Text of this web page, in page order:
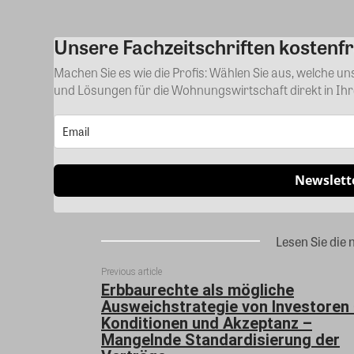
Unsere Fachzeitschriften
Machen Sie es wie die Profis: Wählen Sie aus, welche
und Lösungen für die Wohnungswirtschaft direkt in
Lesen Sie
Previous article
Erbbaurechte als mögliche
Ausweichstrategie von Investoren
Konditionen und Akzeptanz –
Mangelnde Standardisierung der